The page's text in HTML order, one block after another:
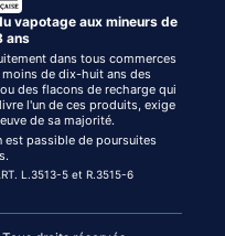
vapotage aux mineurs de
ans
dans tous commerces
de dix-huit ans des
des flacons de recharge qui
l'un de ces produits, exige
de sa majorité.
est passible de poursuites
L.3513-5 et R.3515-6